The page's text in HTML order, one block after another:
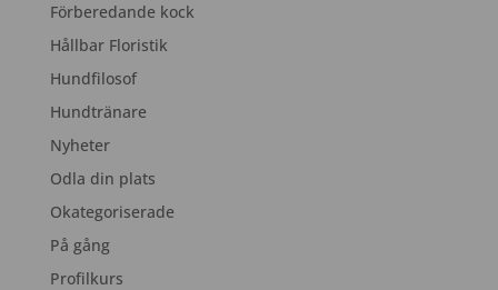
Förberedande kock
Hållbar Floristik
Hundfilosof
Hundtränare
Nyheter
Odla din plats
Okategoriserade
På gång
Profilkurs